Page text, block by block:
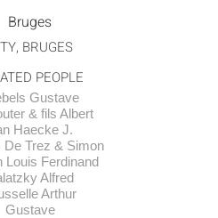
Bruges
BRUGES
PEOPLE
Gustave
& fils Albert
Haecke J.
De Trez & Simon
Louis Ferdinand
Alfred
Arthur
Gustave